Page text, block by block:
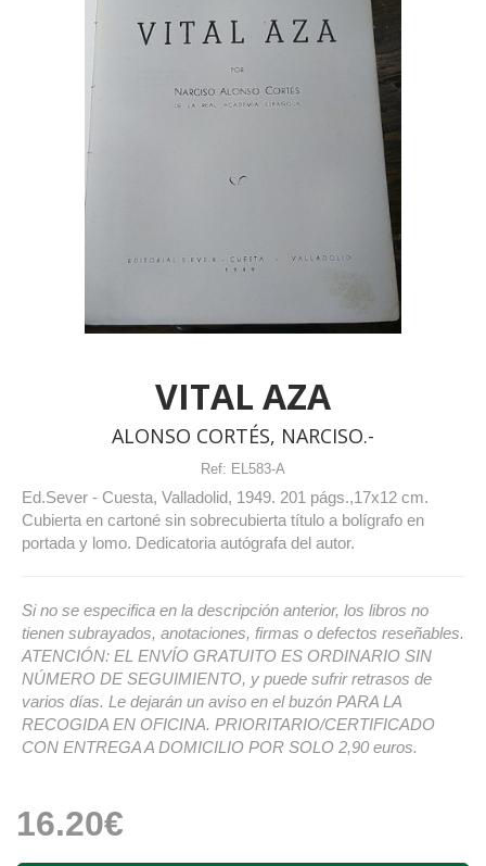
VITAL AZA
ALONSO CORTÉS, NARCISO.-
Ref: EL583-A
Ed.Sever - Cuesta, Valladolid, 1949. 201 págs.,17x12 cm.
Cubierta en cartoné sin sobrecubierta título a bolígrafo en
portada y lomo. Dedicatoria autógrafa del autor.
Si no se especifica en la descripción anterior, los libros no
tienen subrayados, anotaciones, firmas o defectos reseñables.
ATENCIÓN: EL ENVÍO GRATUITO ES ORDINARIO SIN
NÚMERO DE SEGUIMIENTO, y puede sufrir retrasos de
varios días. Le dejarán un aviso en el buzón PARA LA
RECOGIDA EN OFICINA. PRIORITARIO/CERTIFICADO
CON ENTREGA A DOMICILIO POR SOLO 2,90 euros.
16.20€